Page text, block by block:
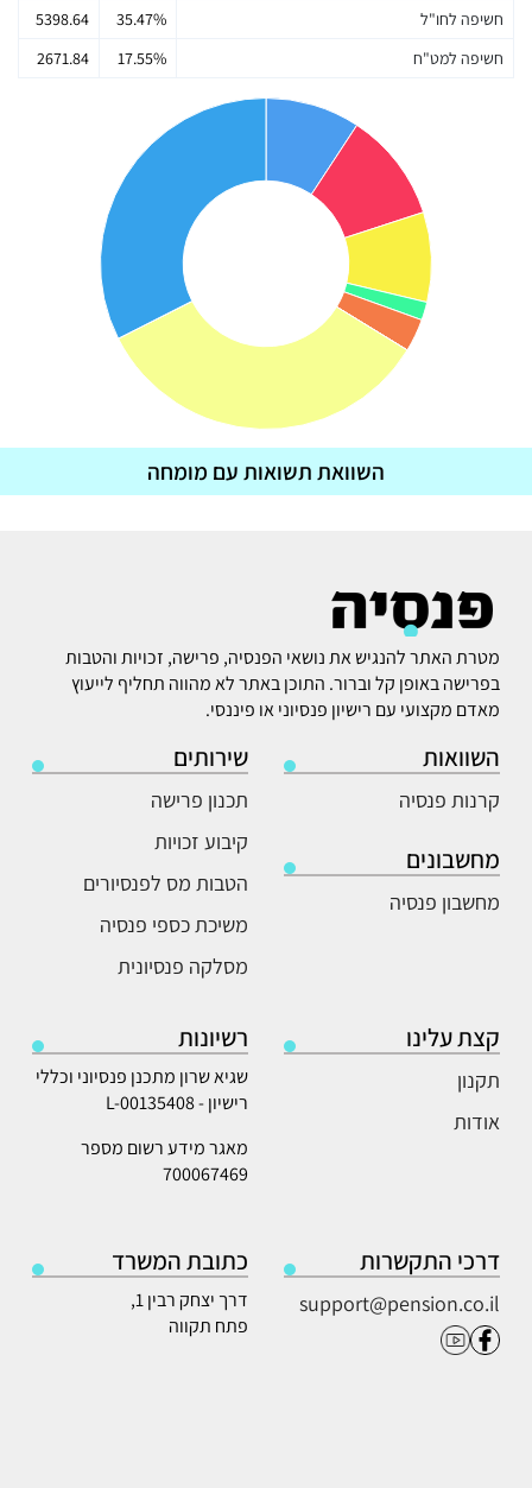
חשיפה לחו"ל
35.47%
5398.64
חשיפה למט"ח
17.55%
2671.84
השוואת תשואות עם מומחה
מטרת האתר להנגיש את נושאי הפנסיה, פרישה, זכויות והטבות
בפרישה באופן קל וברור. התוכן באתר לא מהווה תחליף לייעוץ
מאדם מקצועי עם רישיון פנסיוני או פיננסי.
השוואות
קרנות פנסיה
מחשבונים
מחשבון פנסיה
שירותים
תכנון פרישה
קיבוע זכויות
הטבות מס לפנסיורים
משיכת כספי פנסיה
מסלקה פנסיונית
קצת עלינו
תקנון
אודות
רשיונות
שגיא שרון מתכנן פנסיוני וכללי
רישיון - L-00135408
מאגר מידע רשום מספר
700067469
דרכי התקשרות
support@pension.co.il
כתובת המשרד
דרך יצחק רבין 1,
פתח תקווה